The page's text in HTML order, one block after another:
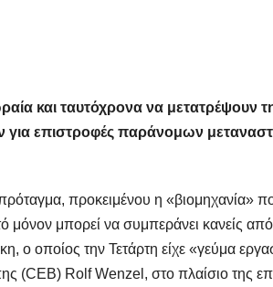
και ταυτόχρονα να μετατρέψουν
για επιστροφές παράνομων
προκειμένου η «βιομηχανία»
μπορεί να συμπεράνει κανείς από
οποίος την Τετάρτη είχε «γεύμα
(CEB) Rolf Wenzel, στο πλαίσιο της